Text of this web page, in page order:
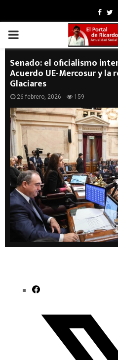
PRIMARY
MENU
Senado: el oficialismo
Acuerdo UE-Mercosur y la
Glaciares
26 febrero, 2026 159